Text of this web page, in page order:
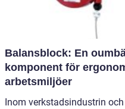
Balansblock: En
komponent för
arbetsmiljöer
Inom verkstadsindustrin och